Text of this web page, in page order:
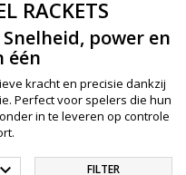
RACKETS
power en
één
kracht en precisie dankzij
Perfect voor spelers die hun
in te leveren op controle
FILTER